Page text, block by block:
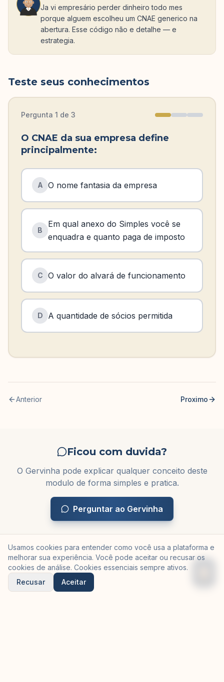
Ja vi empresário perder dinheiro todo mes
porque alguem escolheu um CNAE generico na
abertura. Esse código não e detalhe — e
estrategia.
Teste seus conhecimentos
Pergunta 1 de 3
O CNAE da sua empresa define
principalmente:
A O nome fantasia da empresa
B
Em qual anexo do Simples você se
enquadra e quanto paga de imposto
C O valor do alvará de funcionamento
D A quantidade de sócios permitida
Anterior Proximo
Ficou com duvida?
O Gervinha pode explicar qualquer conceito deste
modulo de forma simples e pratica.
Perguntar ao Gervinha
Usamos cookies para entender como você usa a plataforma e
melhorar sua experiência. Você pode aceitar ou recusar os
cookies de análise. Cookies essenciais sempre ativos.
Recusar
Aceitar